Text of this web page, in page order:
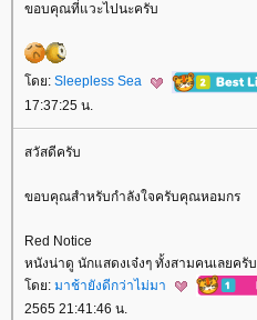
ขอบคุณที่แวะไปนะครับ
ดย: Sleepless Sea
17:37:25 น.
สวัสดีครับ
ขอบคุณสำหรับกำลังใจครับคุณหอมกร
Red Notice
หนังน่าดู นักแสดงเจ๋งๆ ทั้งสามคนเลยครับ
ดย: มาช้ายังดีกว่าไม่มา
2565 21:41:46 น.